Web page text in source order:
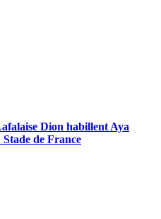
Dion habillent Aya
de France